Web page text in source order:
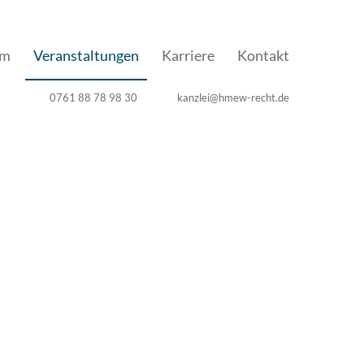
Veranstaltungen Karriere Kontakt
0761 88 78 98 30 kanzlei@hmew-recht.de